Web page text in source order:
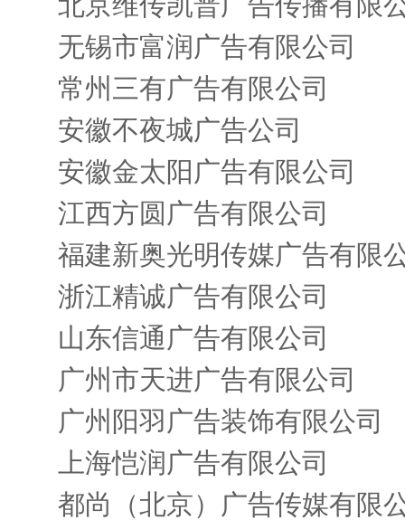
无锡市富润广告有限公司
常州三有广告有限公司
安徽不夜城广告公司
安徽金太阳广告有限公司
江西方圆广告有限公司
福建新奥光明传媒广告有限
浙江精诚广告有限公司
山东信通广告有限公司
广州市天进广告有限公司
广州阳羽广告装饰有限公司
上海恺润广告有限公司
都尚（北京）广告传媒有限